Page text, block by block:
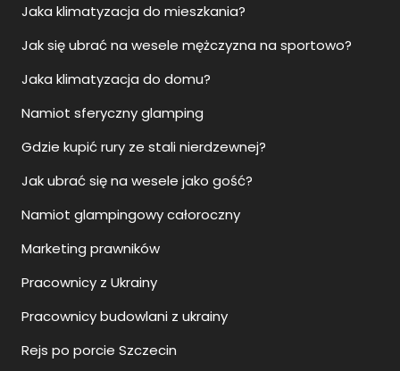
Jaka klimatyzacja do mieszkania?
Jak się ubrać na wesele mężczyzna na sportowo?
Jaka klimatyzacja do domu?
Namiot sferyczny glamping
Gdzie kupić rury ze stali nierdzewnej?
Jak ubrać się na wesele jako gość?
Namiot glampingowy całoroczny
Marketing prawników
Pracownicy z Ukrainy
Pracownicy budowlani z ukrainy
Rejs po porcie Szczecin